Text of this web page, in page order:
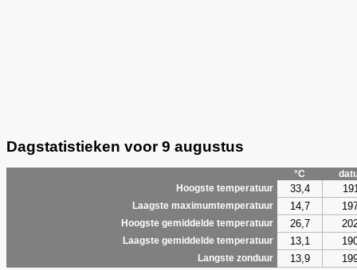
Dagstatistieken voor 9 augustus
°C
Hoogste temperatuur
33,4
Laagste maximumtemperatuur 14,7
Hoogste gemiddelde temperatuur 26,7
Laagste gemiddelde temperatuur 13,1
Langste zonduur 13,9